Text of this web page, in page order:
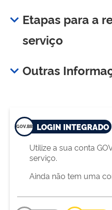
Etapas para a
serviço
Outras
LOGIN INTEGRADO
Utilize a sua conta
serviço.
Ainda não tem uma